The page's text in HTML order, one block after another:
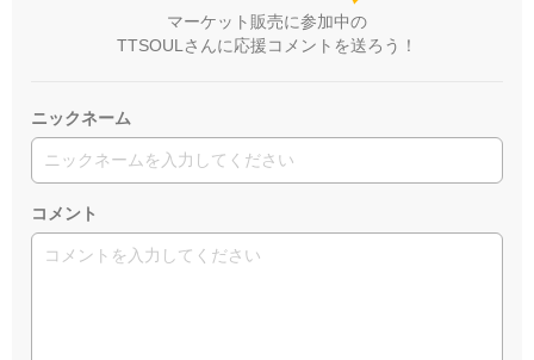
マーケット販売に参加中の
TTSOULさんに応援コメントを送ろう！
ニックネーム
コメント